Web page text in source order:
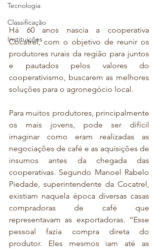
Tecnologia
Classificação
Instituições
Há 60 anos nascia a cooperativa
Cocatrel, com o objetivo de reunir os
produtores rurais da região para juntos
e pautados pelos valores do
cooperativismo, buscarem as melhores
soluções para o agronegócio local.
Para muitos produtores, principalmente
os mais jovens, pode ser difícil
imaginar como eram realizadas as
negociações de café e as aquisições de
insumos antes da chegada das
cooperativas. Segundo Manoel Rabelo
Piedade, superintendente da Cocatrel,
existiam naquela época diversas casas
compradoras de café que
representavam as exportadoras. “Esse
pessoal fazia compra direta do
produtor. Eles mesmos iam até as